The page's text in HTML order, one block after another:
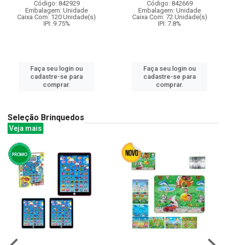
Código: 842929
Embalagem: Unidade
Caixa Com: 120 Unidade(s)
IPI: 9.75%
Faça seu login ou
cadastre-se para
comprar.
Código: 842669
Embalagem: Unidade
Caixa Com: 72 Unidade(s)
IPI: 7.8%
Faça seu login ou
cadastre-se para
comprar.
Seleção Brinquedos
Veja mais